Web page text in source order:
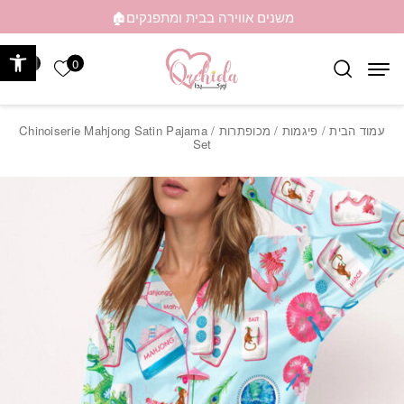
משנים אווירה בבית ומתפנקים🏚️
0 הרשימה
עמוד הבית/ פיגמות / מכופתרות / Chinoiserie Mahjong Satin Pajama
Set